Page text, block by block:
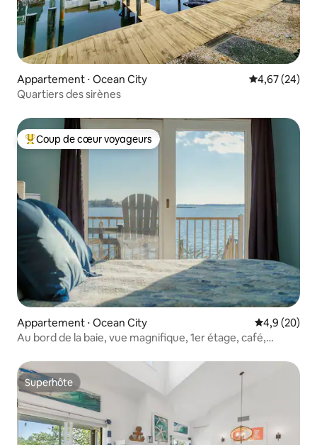
Appartement ⋅ Ocean City Évaluation
4,67 (24)
Quartiers des sirènes
Coups de cœur voyageurs les plus appréciés
Coup de cœur voyageurs
Appartement ⋅ Ocean City Évaluation
4,9 (20)
Au bord de la baie, vue magnifique, 1er étage, café,
Superhôte
Superhôte